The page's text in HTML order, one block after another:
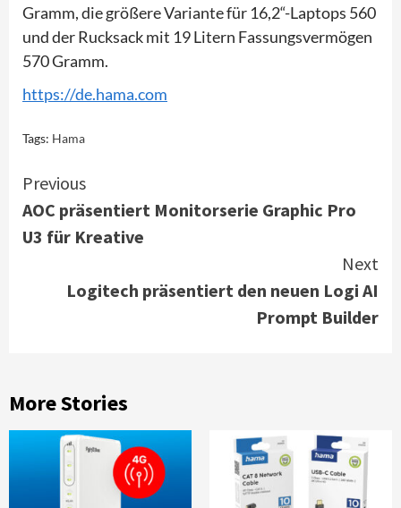
Gramm, die größere Variante für 16,2“-Laptops 560
und der Rucksack mit 19 Litern Fassungsvermögen
570 Gramm.
https://de.hama.com
Tags: Hama
Continue
Reading
Previous
AOC präsentiert Monitorserie Graphic Pro
U3 für Kreative
Next
Logitech präsentiert den neuen Logi AI
Prompt Builder
More Stories